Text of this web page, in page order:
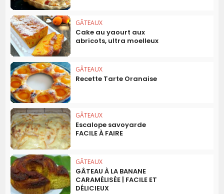
GÂTEAUX
Cake au yaourt aux
abricots, ultra moelleux
GÂTEAUX
Recette Tarte Oranaise
GÂTEAUX
Escalope savoyarde
FACILE À FAIRE
GÂTEAUX
GÂTEAU À LA BANANE
CARAMÉLISÉE | FACILE ET
DÉLICIEUX